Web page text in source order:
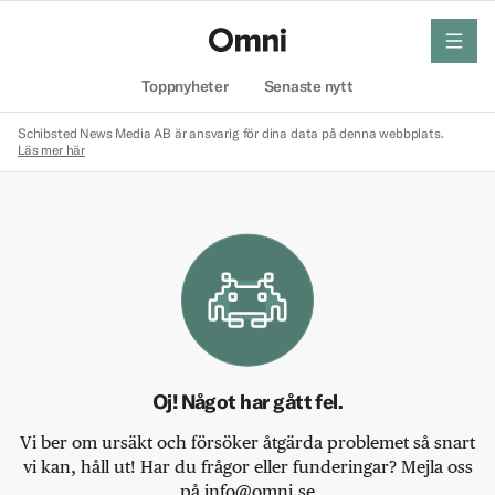
Toppnyheter Senaste nytt
meny
Schibsted News Media AB är ansvarig för dina data på denna webbplats.
Läs mer här
Oj! Något har gått fel.
Vi ber om ursäkt och försöker åtgärda problemet så snart
vi kan, håll ut! Har du frågor eller funderingar? Mejla oss